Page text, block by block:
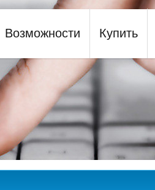
Возможности Купить